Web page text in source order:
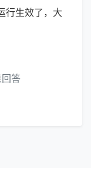
行生效了，大
答